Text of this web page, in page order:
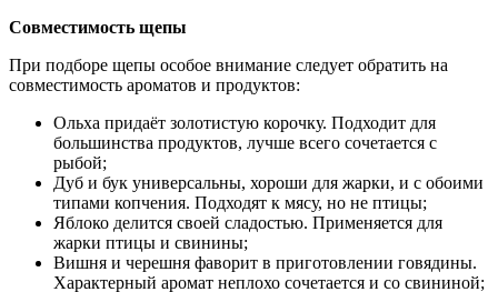
Совместимость щепы
При подборе щепы особое внимание следует обратить на
совместимость ароматов и продуктов:
Ольха придаёт золотистую корочку. Подходит для
большинства продуктов, лучше всего сочетается с
рыбой;
Дуб и бук универсальны, хороши для жарки, и с обоими
типами копчения. Подходят к мясу, но не птицы;
Яблоко делится своей сладостью. Применяется для
жарки птицы и свинины;
Вишня и черешня фаворит в приготовлении говядины.
Характерный аромат неплохо сочетается и со свининой;